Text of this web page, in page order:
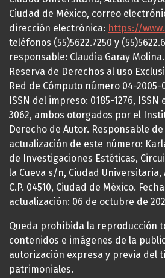
Ciudad de México, correo
dirección electrónica: https://
teléfonos (55)5622.7250 y
responsable: Claudia Garay
Reserva de Derechos al uso
Red de Cómputo número 04-2005-
ISSN del impreso: 0185-1276,
3062, ambos otorgados por el
Derecho de Autor. Responsable
actualización de este número:
de Investigaciones Estéticas,
la Cueva s/n, Ciudad Universitaria,
C.P. 04510, Ciudad de México.
actualización: 06 de octubre de
Queda prohibida la reproducción
contenidos e imágenes de la
autorización expresa y previa del
patrimoniales.